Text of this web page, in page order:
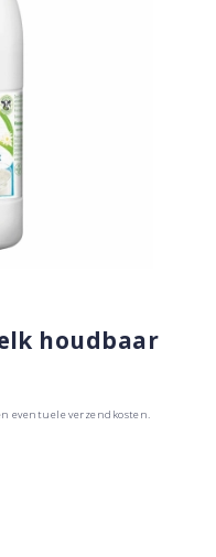
houdbaar
eventuele verzendkosten.